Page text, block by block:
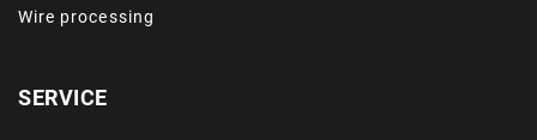
Wire processing
SERVICE